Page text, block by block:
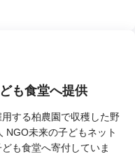
も食堂へ提供
する柏農園で収穫した野
NGO未来の子どもネット
も食堂へ寄付していま